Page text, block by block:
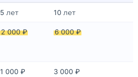
5 лет 10 лет
2 000 ₽ 6 000 ₽
1 000 ₽ 3 000 ₽